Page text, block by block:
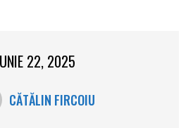
22, 2025
CĂTĂLIN FIRCOIU